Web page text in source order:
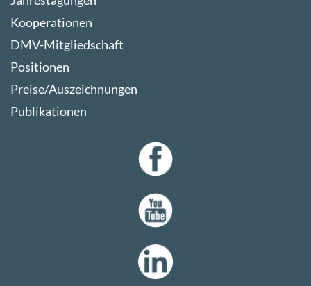
Kooperationen
DMV-Mitgliedschaft
Positionen
Preise/Auszeichnungen
Publikationen